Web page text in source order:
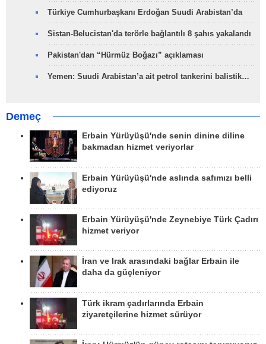
Türkiye Cumhurbaşkanı Erdoğan Suudi Arabistan’da
Sistan-Belucistan'da terörle bağlantılı 8 şahıs yakalandı
Pakistan'dan “Hürmüz Boğazı” açıklaması
Yemen: Suudi Arabistan’a ait petrol tankerini balistik…
Demeç
Erbain Yürüyüşü'nde senin dinine diline
bakmadan hizmet veriyorlar
Erbain Yürüyüşü'nde aslında safımızı belli
ediyoruz
Erbain Yürüyüşü'nde Zeynebiye Türk Çadırı
hizmet veriyor
İran ve Irak arasındaki bağlar Erbain ile
daha da güçleniyor
Türk ikram çadırlarında Erbain
ziyaretçilerine hizmet sürüyor